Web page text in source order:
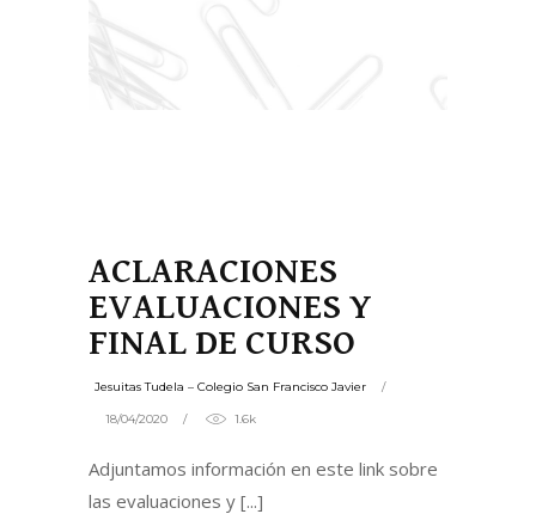
ACLARACIONES
EVALUACIONES Y
FINAL DE CURSO
Jesuitas Tudela – Colegio San Francisco Javier
18/04/2020 1.6k
Adjuntamos información en este link sobre
las evaluaciones y